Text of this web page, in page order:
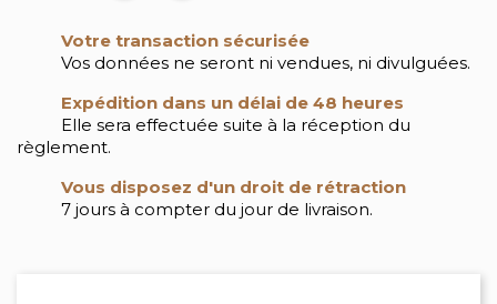
Votre transaction sécurisée
Vos données ne seront ni vendues, ni divulguées.
Expédition dans un délai de 48 heures
Elle sera effectuée suite à la réception du
règlement.
Vous disposez d'un droit de rétraction
7 jours à compter du jour de livraison.